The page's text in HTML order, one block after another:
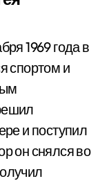
1969 года в
спортом и
и поступил
он снялся во